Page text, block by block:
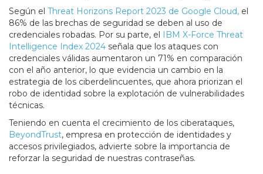
Según el Threat Horizons Report 2023 de Google Cloud, el
86% de las brechas de seguridad se deben al uso de
credenciales robadas. Por su parte, el IBM X-Force Threat
Intelligence Index 2024 señala que los ataques con
credenciales válidas aumentaron un 71% en comparación
con el año anterior, lo que evidencia un cambio en la
estrategia de los ciberdelincuentes, que ahora priorizan el
robo de identidad sobre la explotación de vulnerabilidades
técnicas.
Teniendo en cuenta el crecimiento de los ciberataques,
BeyondTrust, empresa en protección de identidades y
accesos privilegiados, advierte sobre la importancia de
reforzar la seguridad de nuestras contraseñas.